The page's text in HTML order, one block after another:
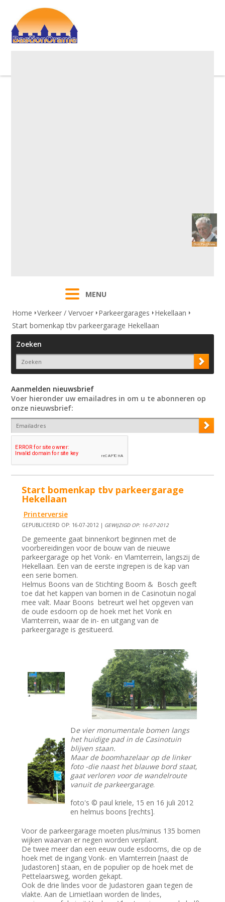
MENU
Home Verkeer / Vervoer Parkeergarages
Hekellaan
Start bomenkap tbv parkeergarage Hekellaan
Zoeken
Aanmelden nieuwsbrief
Voer hieronder uw emailadres in om u te abonneren op
onze nieuwsbrief:
Start bomenkap tbv parkeergarage
Hekellaan
Printerversie
GEPUBLICEERD OP: 16-07-2012 | GEWIJZIGD OP: 16-07-2012
De gemeente gaat binnenkort beginnen met de
voorbereidingen voor de bouw van de nieuwe
parkeergarage op het Vonk- en Vlamterrein, langszij de
Hekellaan. Een van de eerste ingrepen is de kap van
een serie bomen.
Helmus Boons van de Stichting Boom & Bosch geeft
toe dat het kappen van bomen in de Casinotuin nogal
mee valt. Maar Boons betreurt wel het opgeven van
de oude esdoorn op de hoek met het Vonk en
Vlamterrein, waar de in- en uitgang van de
parkeergarage is gesitueerd.
De vier monumentale bomen langs
het huidige pad in de Casinotuin
blijven staan.
Maar de boomhazelaar op de linker
foto -die naast het blauwe bord staat,
gaat verloren voor de wandelroute
vanuit de parkeergarage.
foto's © paul kriele, 15 en 16 juli 2012
en helmus boons [rechts].
Voor de parkeergarage moeten plus/minus 135 bomen
wijken waarvan er negen worden verplant.
De twee meer dan een eeuw oude esdoorns, die op de
hoek met de ingang Vonk- en Vlamterrein [naast de
Judastoren] staan, en de populier op de hoek met de
Pettelaarsweg, worden gekapt.
Ook de drie lindes voor de Judastoren gaan tegen de
vlakte. Aan de Limietlaan worden de lindes,